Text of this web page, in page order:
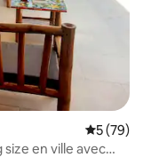
5 (79)
en ville avec